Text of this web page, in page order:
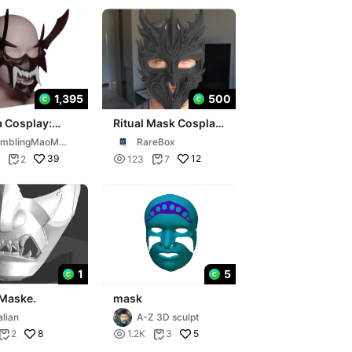
1,395
Cosplay:
- Mask
 2 39
500
Ritual Mask Cosplay
Real Scale
RareBox
 123 7 12
1
 2 8
5
mask
A-Z 3D sculpt
 1.2K  3 5